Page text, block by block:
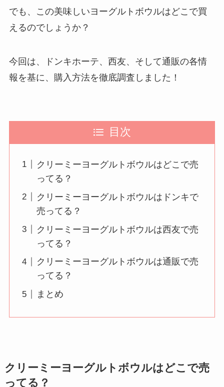
でも、この美味しいヨーグルトボウルはどこで買
えるのでしょうか？
今回は、ドンキホーテ、西友、そして通販の各情
報を基に、購入方法を徹底調査しました！
目次
クリーミーヨーグルトボウルはどこで売
ってる？
クリーミーヨーグルトボウルはドンキで
売ってる？
クリーミーヨーグルトボウルは西友で売
ってる？
クリーミーヨーグルトボウルは通販で売
ってる？
まとめ
クリーミーヨーグルトボウルはどこで売
ってる？